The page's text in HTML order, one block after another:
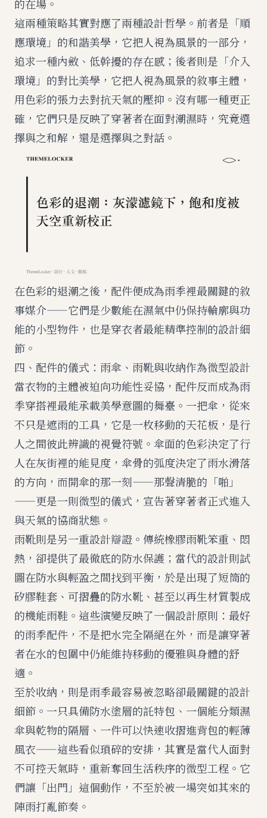
的在場。
這兩種策略其實對應了兩種設計哲學。前者是「順
應環境」的和諧美學，它把人視為風景的一部分，
追求一種內斂、低幹擾的存在感；後者則是「介入
環境」的對比美學，它把人視為風景的敘事主體，
用色彩的張力去對抗天氣的壓抑。沒有哪一種更正
確，它們只是反映了穿著者在面對潮濕時，究竟選
擇與之和解，還是選擇與之對話。
在色彩的退潮之後，配件便成為雨季裡最關鍵的敘
事媒介——它們是少數能在濕氣中仍保持輪廓與功
能的小型物件，也是穿衣者最能精準控制的設計細
節。
四、配件的儀式：雨傘、雨靴與收納作為微型設計
當衣物的主體被迫向功能性妥協，配件反而成為雨
季穿搭裡最能承載美學意圖的舞臺。一把傘，從來
不只是遮雨的工具，它是一枚移動的天花板，是行
人之間彼此辨識的視覺符號。傘面的色彩決定了行
人在灰街裡的能見度，傘骨的弧度決定了雨水滑落
的方向，而開傘的那一刻——那聲清脆的「啪」
——更是一則微型的儀式，宣告著穿著者正式進入
與天氣的協商狀態。
雨靴則是另一重設計辯證。傳統橡膠雨靴笨重、悶
熱，卻提供了最徹底的防水保護；當代的設計則試
圖在防水與輕盈之間找到平衡，於是出現了短筒的
矽膠鞋套、可摺疊的防水靴、甚至以再生材質製成
的機能雨鞋。這些演變反映了一個設計原則：最好
的雨季配件，不是把水完全隔絕在外，而是讓穿著
者在水的包圍中仍能維持移動的優雅與身體的舒
適。
至於收納，則是雨季最容易被忽略卻最關鍵的設計
細節。一只具備防水塗層的託特包、一個能分類濕
傘與乾物的隔層、一件可以快速收摺進背包的輕薄
風衣——這些看似瑣碎的安排，其實是當代人面對
不可控天氣時，重新奪回生活秩序的微型工程。它
們讓「出門」這個動作，不至於被一場突如其來的
陣雨打亂節奏。